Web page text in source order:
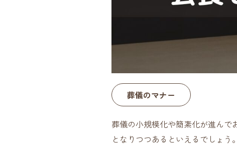
葬儀のマナー
葬儀の小規模化や簡素化が進ん
となりつつあるといえるでしょう。